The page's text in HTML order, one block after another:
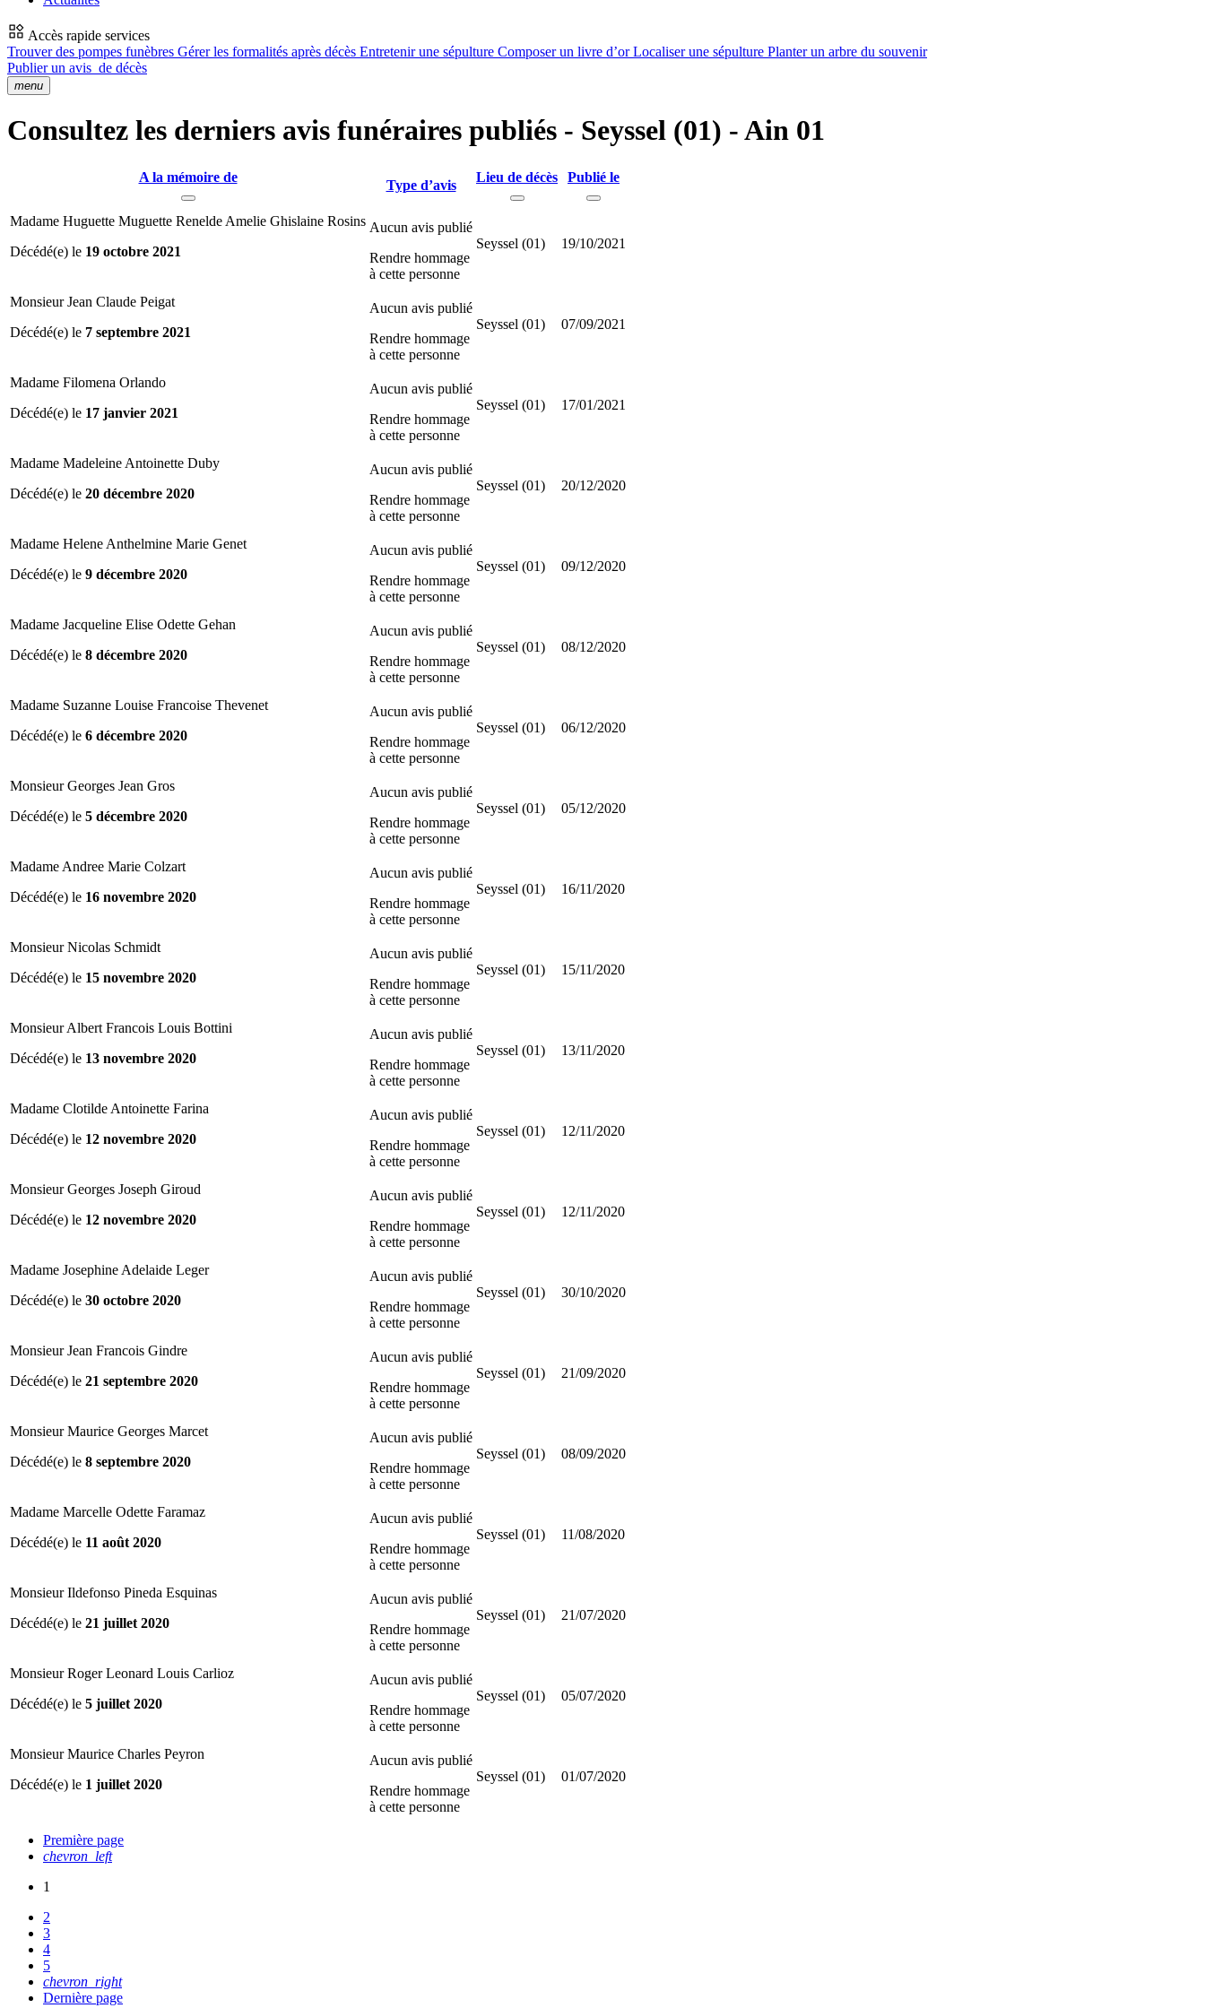
Accès rapide services
Trouver des pompes funèbres Gérer les formalités après décès Entretenir une sépulture Composer un livre d’orLocaliser une sépulture Planter un arbre du souvenir
Publier un avis de décès
menu
Consultez les derniers avis funéraires publiés - Seyssel (01) - Ain 01
A la mémoire de
Type d’avis
Lieu de décès Publié le
Madame Huguette Muguette Renelde Amelie Ghislaine Rosins
Décédé(e) le 19 octobre 2021
Aucun avis publié
Rendre hommage
à cette personne
Seyssel (01) 19/10/2021
Monsieur Jean Claude Peigat
Décédé(e) le 7 septembre 2021
Aucun avis publié
Rendre hommage
à cette personne
Seyssel (01) 07/09/2021
Madame Filomena Orlando
Décédé(e) le 17 janvier 2021
Aucun avis publié
Rendre hommage
à cette personne
Seyssel (01) 17/01/2021
Madame Madeleine Antoinette Duby
Décédé(e) le 20 décembre 2020
Aucun avis publié
Rendre hommage
à cette personne
Seyssel (01) 20/12/2020
Madame Helene Anthelmine Marie Genet
Décédé(e) le 9 décembre 2020
Aucun avis publié
Rendre hommage
à cette personne
Seyssel (01) 09/12/2020
Madame Jacqueline Elise Odette Gehan
Décédé(e) le 8 décembre 2020
Aucun avis publié
Rendre hommage
à cette personne
Seyssel (01) 08/12/2020
Madame Suzanne Louise Francoise Thevenet
Décédé(e) le 6 décembre 2020
Aucun avis publié
Rendre hommage
à cette personne
Seyssel (01) 06/12/2020
Monsieur Georges Jean Gros
Décédé(e) le 5 décembre 2020
Aucun avis publié
Rendre hommage
à cette personne
Seyssel (01) 05/12/2020
Madame Andree Marie Colzart
Décédé(e) le 16 novembre 2020
Aucun avis publié
Rendre hommage
à cette personne
Seyssel (01) 16/11/2020
Monsieur Nicolas Schmidt
Décédé(e) le 15 novembre 2020
Aucun avis publié
Rendre hommage
à cette personne
Seyssel (01) 15/11/2020
Monsieur Albert Francois Louis Bottini
Décédé(e) le 13 novembre 2020
Aucun avis publié
Rendre hommage
à cette personne
Seyssel (01) 13/11/2020
Madame Clotilde Antoinette Farina
Décédé(e) le 12 novembre 2020
Aucun avis publié
Rendre hommage
à cette personne
Seyssel (01) 12/11/2020
Monsieur Georges Joseph Giroud
Décédé(e) le 12 novembre 2020
Aucun avis publié
Rendre hommage
à cette personne
Seyssel (01) 12/11/2020
Madame Josephine Adelaide Leger
Décédé(e) le 30 octobre 2020
Aucun avis publié
Rendre hommage
à cette personne
Seyssel (01) 30/10/2020
Monsieur Jean Francois Gindre
Décédé(e) le 21 septembre 2020
Aucun avis publié
Rendre hommage
à cette personne
Seyssel (01) 21/09/2020
Monsieur Maurice Georges Marcet
Décédé(e) le 8 septembre 2020
Aucun avis publié
Rendre hommage
à cette personne
Seyssel (01) 08/09/2020
Madame Marcelle Odette Faramaz
Décédé(e) le 11 août 2020
Aucun avis publié
Rendre hommage
à cette personne
Seyssel (01) 11/08/2020
Monsieur Ildefonso Pineda Esquinas
Décédé(e) le 21 juillet 2020
Aucun avis publié
Rendre hommage
à cette personne
Seyssel (01) 21/07/2020
Monsieur Roger Leonard Louis Carlioz
Décédé(e) le 5 juillet 2020
Aucun avis publié
Rendre hommage
à cette personne
Seyssel (01) 05/07/2020
Monsieur Maurice Charles Peyron
Décédé(e) le 1 juillet 2020
Aucun avis publié
Rendre hommage
à cette personne
Seyssel (01) 01/07/2020
Première page
chevron_left
1
2
3
4
5
chevron_right
Dernière page